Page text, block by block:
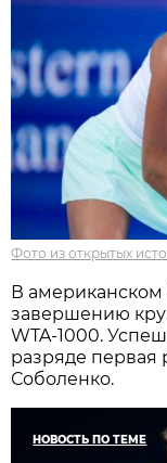
Фото из открытых
В
завершению
WTA-1000.
разряде первая
Соболенко.
НОВОСТЬ ПО ТЕМЕ